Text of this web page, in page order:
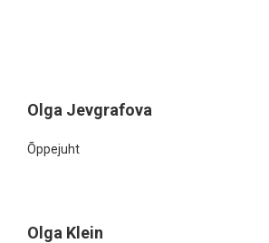
Olga Jevgrafova
Õppejuht
Olga Klein